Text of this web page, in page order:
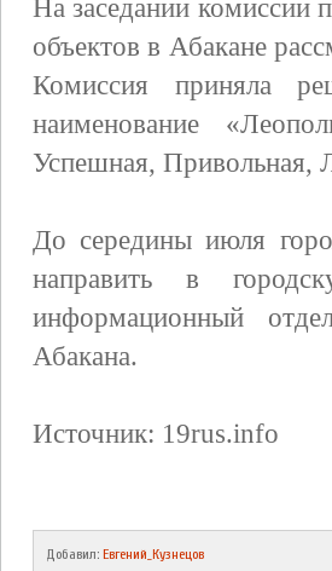
На заседании комиссии
объектов в Абакане
Комиссия приняла
наименование
Успешная, Привольная,
До середины июля
направить в
информационный
Абакана.
Источник: 19rus.info
Добавил: Евгений_Кузнецов